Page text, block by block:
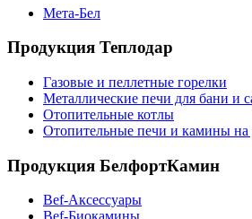
Мета-Бел
Продукция Теплодар
Газовые и пеллетные горелки
Металлические печи для бани и
Отопительные котлы
Отопительные печи и камины на
Продукция БелфортКамин
Bef-Аксессуары